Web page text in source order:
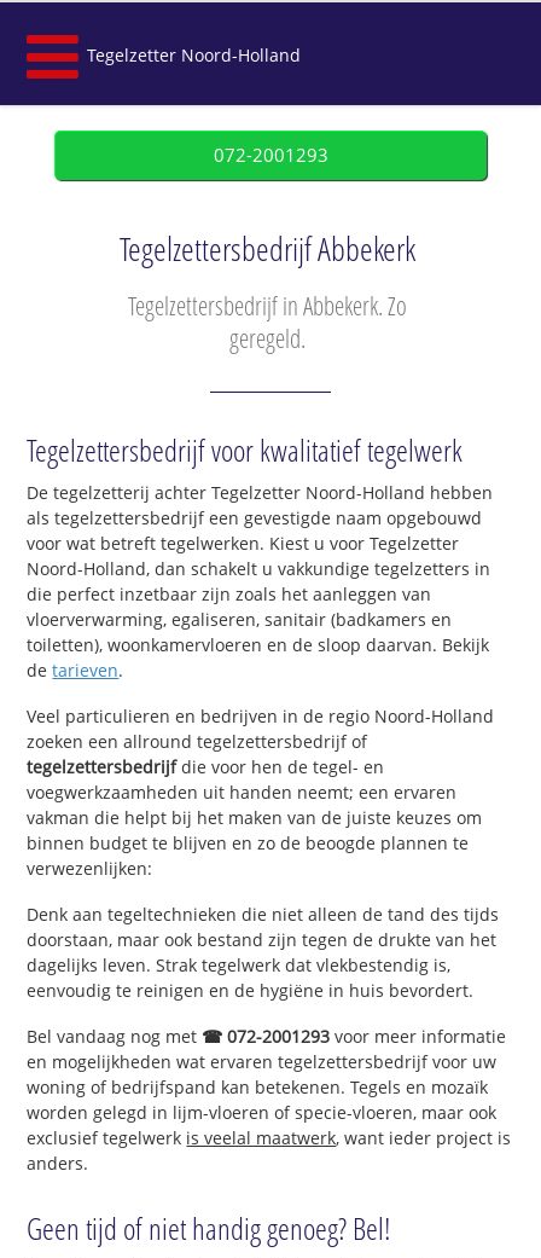
Tegelzetter Noord-Holland
072-2001293
Tegelzettersbedrijf Abbekerk
Tegelzettersbedrijf in Abbekerk. Zo
geregeld.
Tegelzettersbedrijf voor kwalitatief tegelwerk
De tegelzetterij achter Tegelzetter Noord-Holland hebben
als tegelzettersbedrijf een gevestigde naam opgebouwd
voor wat betreft tegelwerken. Kiest u voor Tegelzetter
Noord-Holland, dan schakelt u vakkundige tegelzetters in
die perfect inzetbaar zijn zoals het aanleggen van
vloerverwarming, egaliseren, sanitair (badkamers en
toiletten), woonkamervloeren en de sloop daarvan. Bekijk
detarieven.
Veel particulieren en bedrijven in de regio Noord-Holland
zoeken een allround tegelzettersbedrijf of
tegelzettersbedrijfdie voor hen de tegel- en
voegwerkzaamheden uit handen neemt; een ervaren
vakman die helpt bij het maken van de juiste keuzes om
binnen budget te blijven en zo de beoogde plannen te
verwezenlijken:
Denk aan tegeltechnieken die niet alleen de tand des tijds
doorstaan, maar ook bestand zijn tegen de drukte van het
dagelijks leven. Strak tegelwerk dat vlekbestendig is,
eenvoudig te reinigen en de hygiëne in huis bevordert.
Bel vandaag nog met ☎ 072-2001293 voor meer informatie
en mogelijkheden wat ervaren tegelzettersbedrijf voor uw
woning of bedrijfspand kan betekenen. Tegels en mozaïk
worden gelegd in lijm-vloeren of specie-vloeren, maar ook
exclusief tegelwerk is veelal maatwerk, want ieder project is
anders.
Geen tijd of niet handig genoeg? Bel!